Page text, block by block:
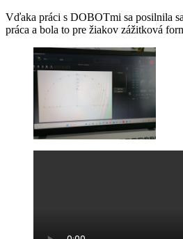
Vďaka práci s DOBOTmi sa posilnila
práca a bola to pre žiakov zážitková